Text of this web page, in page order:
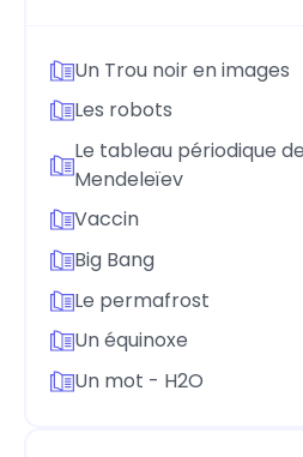
Un Trou noir en images
Les robots
Le tableau périodique
Mendeleïev
Vaccin
Big Bang
Le permafrost
Un équinoxe
Un mot - H2O